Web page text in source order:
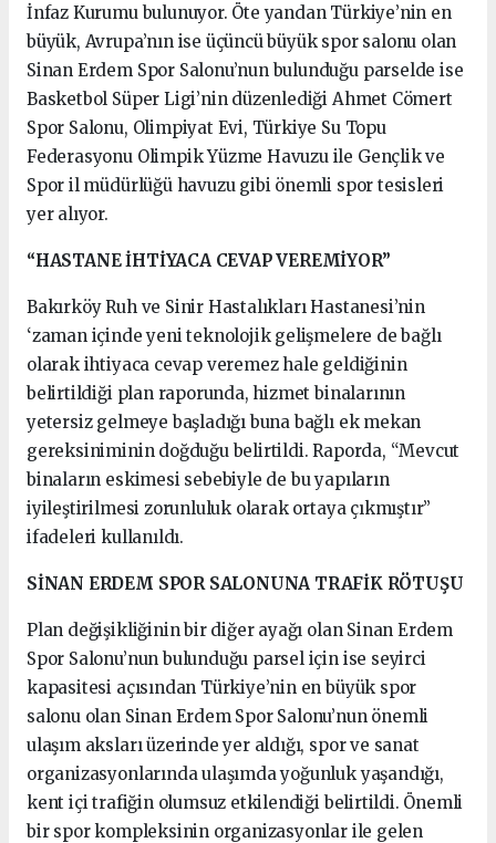
İnfaz Kurumu bulunuyor. Öte yandan Türkiye’nin en
büyük, Avrupa’nın ise üçüncü büyük spor salonu olan
Sinan Erdem Spor Salonu’nun bulunduğu parselde ise
Basketbol Süper Ligi’nin düzenlediği Ahmet Cömert
Spor Salonu, Olimpiyat Evi, Türkiye Su Topu
Federasyonu Olimpik Yüzme Havuzu ile Gençlik ve
Spor il müdürlüğü havuzu gibi önemli spor tesisleri
yer alıyor.
“HASTANE İHTİYACA CEVAP VEREMİYOR”
Bakırköy Ruh ve Sinir Hastalıkları Hastanesi’nin
‘zaman içinde yeni teknolojik gelişmelere de bağlı
olarak ihtiyaca cevap veremez hale geldiğinin
belirtildiği plan raporunda, hizmet binalarının
yetersiz gelmeye başladığı buna bağlı ek mekan
gereksiniminin doğduğu belirtildi. Raporda, “Mevcut
binaların eskimesi sebebiyle de bu yapıların
iyileştirilmesi zorunluluk olarak ortaya çıkmıştır”
ifadeleri kullanıldı.
SİNAN ERDEM SPOR SALONUNA TRAFİK RÖTUŞU
Plan değişikliğinin bir diğer ayağı olan Sinan Erdem
Spor Salonu’nun bulunduğu parsel için ise seyirci
kapasitesi açısından Türkiye’nin en büyük spor
salonu olan Sinan Erdem Spor Salonu’nun önemli
ulaşım aksları üzerinde yer aldığı, spor ve sanat
organizasyonlarında ulaşımda yoğunluk yaşandığı,
kent içi trafiğin olumsuz etkilendiği belirtildi. Önemli
bir spor kompleksinin organizasyonlar ile gelen